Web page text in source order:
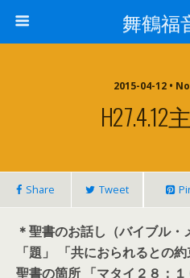
舞鶴福
2015-04-12 •
H27.4.12
Share Tweet
＊聖書のお話し（バイブル・
「題」 「共におられるとの約
聖書の箇所 「マタイ２８：